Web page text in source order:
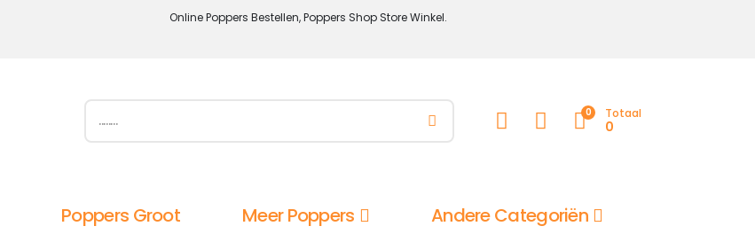
Online Poppers Bestellen, Poppers Shop Store Winkel.
0 Totaal
0
Poppers Groot Meer Poppers Andere Categoriën